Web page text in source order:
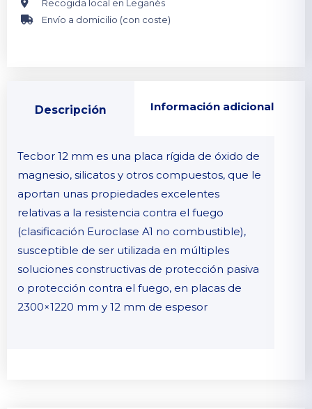
Recogida local en Leganés
Envío a domicilio (con coste)
Descripción Información adicional
Tecbor 12 mm es una placa rígida de óxido de
magnesio, silicatos y otros compuestos, que le
aportan unas propiedades excelentes
relativas a la resistencia contra el fuego
(clasificación Euroclase A1 no combustible),
susceptible de ser utilizada en múltiples
soluciones constructivas de protección pasiva
o protección contra el fuego, en placas de
2300×1220 mm y 12 mm de espesor